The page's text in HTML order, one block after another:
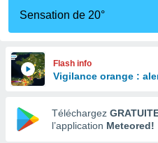
Sensation de 20°
Flash info
Vigilance orange :
Téléchargez
l’application Meteored!